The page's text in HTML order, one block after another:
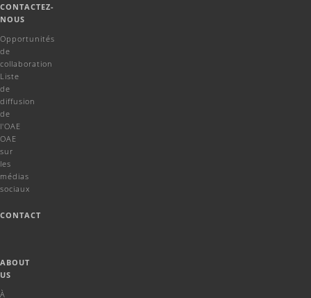
CONTACTEZ-
NOUS
Opportunités
de
collaboration
Liste
de
diffusion
de
l'OAE
OAE
sur
les
médias
sociaux
CONTACT
ABOUT
US
À